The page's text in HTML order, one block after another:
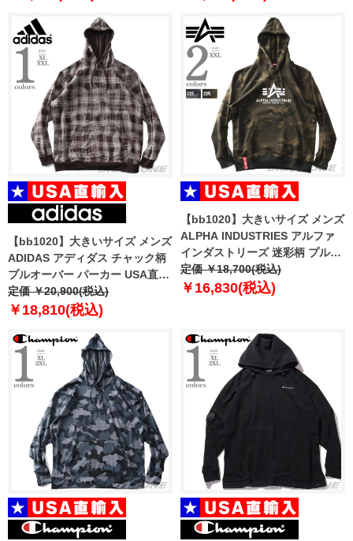
【bb1020】大きいサイズ メンズ
ADIDAS アディダス チャック柄
プルオーバー パーカー USA直輸
入 hk2750
定価 ￥20,900(税込)
￥18,810(税込)
【bb1020】大きいサイズ メンズ
ALPHA INDUSTRIES アルファ
インダストリーズ 迷彩柄 プルオ
ーバー パーカー Basic hoody
Camo USA直輸入 178312c
定価 ￥18,700(税込)
￥16,830(税込)